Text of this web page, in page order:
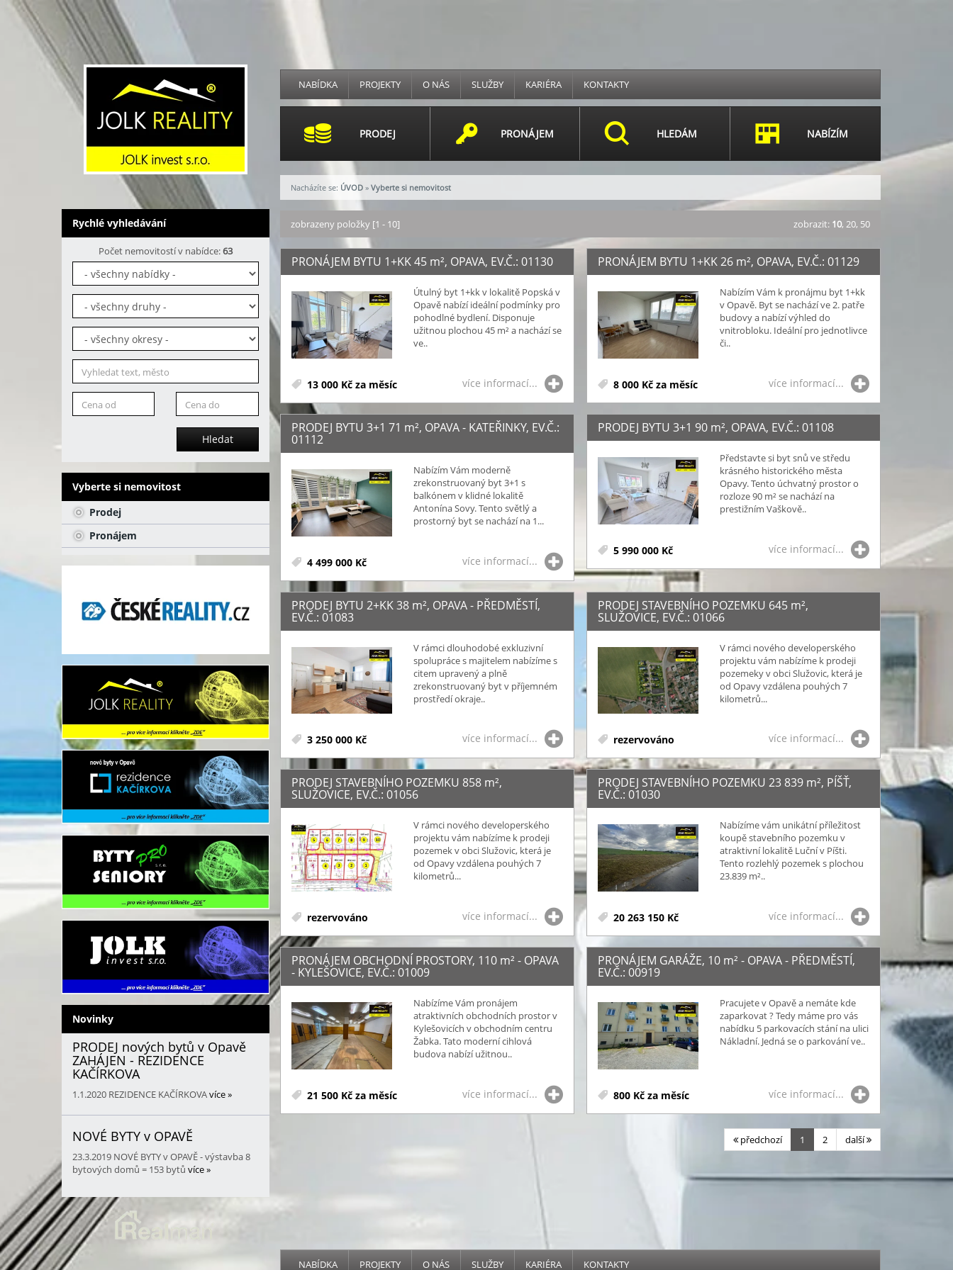
NABÍDKA PROJEKTY O NÁS SLUŽBY KARIÉRA KONTAKTY
PRODEJ PRONÁJEM HLEDÁM NABÍZÍM
Rychlé vyhledávání
Počet nemovitostí v nabídce:63
Hledat
Vyberte si nemovitost
Prodej
Pronájem
Novinky
PRODEJ nových bytů v Opavě
ZAHÁJEN - REZIDENCE
KAČÍRKOVA
1.1.2020 REZIDENCE KAČÍRKOVAvíce »
NOVÉ BYTY v OPAVĚ
23.3.2019 NOVÉ BYTY v OPAVĚ - výstavba 8
bytových domů = 153 bytů více »
Nacházíte se: ÚVOD » Vyberte si nemovitost
zobrazeny položky [1 - 10] zobrazit: 10, 20, 50
PRONÁJEM BYTU 1+KK 45 m², OPAVA, EV.Č.: 01130
Útulný byt 1+kk v lokalitě Popská v
Opavě nabízí ideální podmínky pro
pohodlné bydlení. Disponuje
užitnou plochou 45 m² a nachází se
ve..
13 000 Kč za měsíc více informací...
PRONÁJEM BYTU 1+KK 26 m², OPAVA, EV.Č.: 01129
Nabízím Vám k pronájmu byt 1+kk
v Opavě. Byt se nachází ve 2. patře
budovy a nabízí výhled do
vnitrobloku. Ideální pro jednotlivce
či..
8 000 Kč za měsíc více informací...
PRODEJ BYTU 3+1 71 m², OPAVA - KATEŘINKY, EV.Č.:
01112
Nabízím Vám moderně
zrekonstruovaný byt 3+1 s
balkónem v klidné lokalitě
Antonína Sovy. Tento světlý a
prostorný byt se nachází na 1...
4 499 000 Kč více informací...
PRODEJ BYTU 3+1 90 m², OPAVA, EV.Č.: 01108
Představte si byt snů ve středu
krásného historického města
Opavy. Tento úchvatný prostor o
rozloze 90 m² se nachází na
prestižním Vaškově..
5 990 000 Kč více informací...
PRODEJ BYTU 2+KK 38 m², OPAVA - PŘEDMĚSTÍ,
EV.Č.: 01083
V rámci dlouhodobé exkluzivní
spolupráce s majitelem nabízíme s
citem upravený a plně
zrekonstruovaný byt v příjemném
prostředí okraje..
3 250 000 Kč více informací...
PRODEJ STAVEBNÍHO POZEMKU 645 m²,
SLUŽOVICE, EV.Č.: 01066
V rámci nového developerského
projektu vám nabízíme k prodeji
pozemeky v obci Služovic, která je
od Opavy vzdálena pouhých 7
kilometrů...
rezervováno více informací...
PRODEJ STAVEBNÍHO POZEMKU 858 m²,
SLUŽOVICE, EV.Č.: 01056
V rámci nového developerského
projektu vám nabízíme k prodeji
pozemek v obci Služovic, která je
od Opavy vzdálena pouhých 7
kilometrů...
rezervováno více informací...
PRODEJ STAVEBNÍHO POZEMKU 23 839 m², PÍŠŤ,
EV.Č.: 01030
Nabízíme vám unikátní příležitost
koupě stavebního pozemku v
atraktivní lokalitě Luční v Píšti.
Tento rozlehlý pozemek s plochou
23.839 m²..
20 263 150 Kč více informací...
PRONÁJEM OBCHODNÍ PROSTORY, 110 m² - OPAVA
- KYLEŠOVICE, EV.Č.: 01009
Nabízíme Vám pronájem
atraktivních obchodních prostor v
Kylešovicích v obchodním centru
Žabka. Tato moderní cihlová
budova nabízí užitnou..
21 500 Kč za měsíc více informací...
PRONÁJEM GARÁŽE, 10 m² - OPAVA - PŘEDMĚSTÍ,
EV.Č.: 00919
Pracujete v Opavě a nemáte kde
zaparkovat ? Tedy máme pro vás
nabídku 5 parkovacích stání na ulici
Nákladní. Jedná se o parkování ve..
800 Kč za měsíc více informací...
předchozí 1 2 další
NABÍDKA PROJEKTY O NÁS SLUŽBY KARIÉRA KONTAKTY